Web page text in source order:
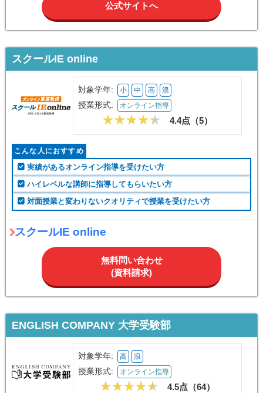
公式サイトへ
スクールIE online
対象学年: 小 中 高 浪
授業形式: オンライン指導
4.4点（5）
こんな人におすすめ
実績があるオンライン指導を受けたい方
ハイレベルな講師に指導してもらいたい方
対面授業と変わりないクオリティで授業を受けたい方
スクールIE online
無料問い合わせ
(資料請求)
ENGLISH COMPANY 大学受験部
対象学年: 高 浪
授業形式: オンライン指導
4.5点（64）